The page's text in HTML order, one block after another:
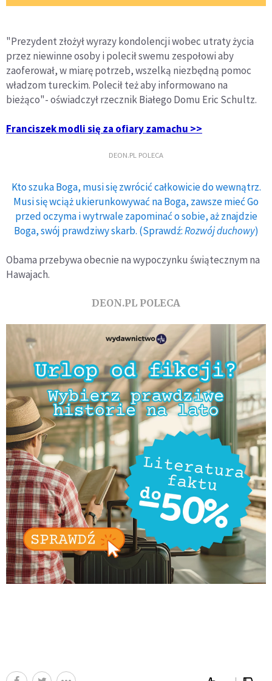
"Prezydent złożył wyrazy kondolencji wobec utraty życia
przez niewinne osoby i polecił swemu zespołowi aby
zaoferował, w miarę potrzeb, wszelką niezbędną pomoc
władzom tureckim. Polecił też aby informowano na
bieżąco"- oświadczył rzecznik Białego Domu Eric Schultz.
Franciszek modli się za ofiary zamachu >>
DEON.PL POLECA
Kto szuka Boga, musi się zwrócić całkowicie do wewnątrz.
Musi się wciąż ukierunkowywać na Boga, zawsze mieć Go
przed oczyma i wytrwale zapominać o sobie, aż znajdzie
Boga, swój prawdziwy skarb. (Sprawdź:Rozwój duchowy)
Obama przebywa obecnie na wypoczynku świątecznym na
Hawajach.
DEON.PL POLECA